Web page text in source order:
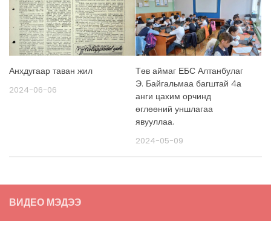
Анхдугаар таван жил
2024-06-06
Төв аймаг ЕБС Алтанбулаг
Э. Байгальмаа багштай 4а
анги цахим орчинд
өглөөний уншлагаа
явууллаа.
2024-05-09
ВИДЕО МЭДЭЭ